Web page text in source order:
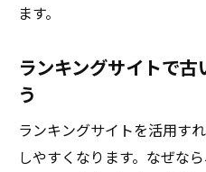
ます。
ランキングサイトで
う
ランキングサイトを活用す
しやすくなります。なぜな